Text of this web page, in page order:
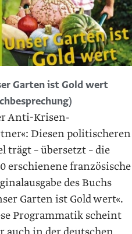
Garten ist Gold wert
Anti-Krisen-
Diesen politischeren
trägt – übersetzt – die
erschienene französische
des Buchs
Garten ist Gold wert«.
Programmatik scheint